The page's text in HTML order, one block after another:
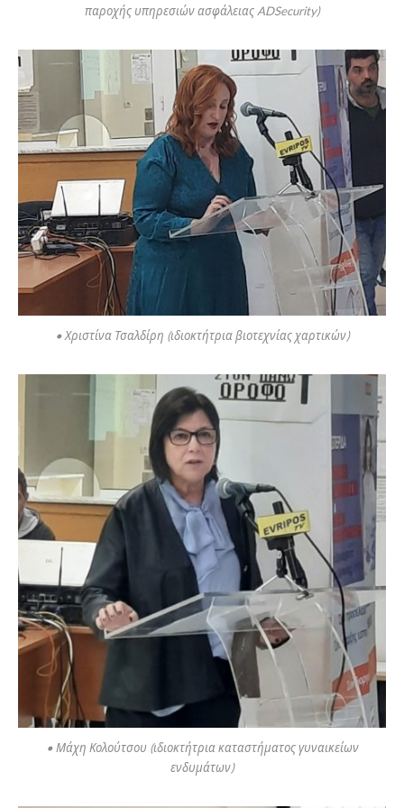
παροχής υπηρεσιών ασφάλειας ADSecurity)
• Χριστίνα Τσαλδίρη (ιδιοκτήτρια βιοτεχνίας χαρτικών)
• Μάχη Κολούτσου (ιδιοκτήτρια καταστήματος γυναικείων
ενδυμάτων)